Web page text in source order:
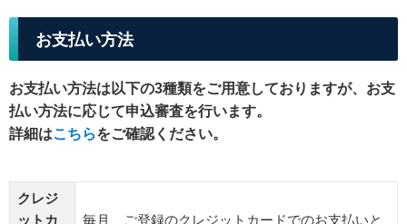
お支払い方法
お⽀払い⽅法は以下の3種類をご用意しておりますが、お支
払い方法に応じて申込審査を行います。
詳細はこちらをご確認ください。
クレジ
ットカ
毎月、ご登録のクレジットカードでのお支払いと